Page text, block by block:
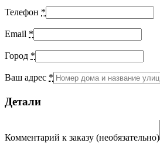
Телефон *
Email *
Город *
Ваш адрес *
Детали
Комментарий к заказу (необязательно)